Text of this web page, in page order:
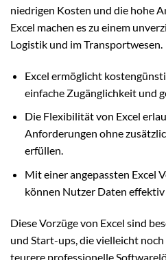
niedrigen Kosten und die hohe
Excel machen es zu einem
Logistik und im Transportwesen.
Excel ermöglicht
einfache Zugänglichkeit und
Die Flexibilität von Excel
Anforderungen ohne
erfüllen.
Mit einer angepassten Excel
können Nutzer Daten
Diese Vorzüge von Excel sind
und Start-ups, die vielleicht
teurere professionelle